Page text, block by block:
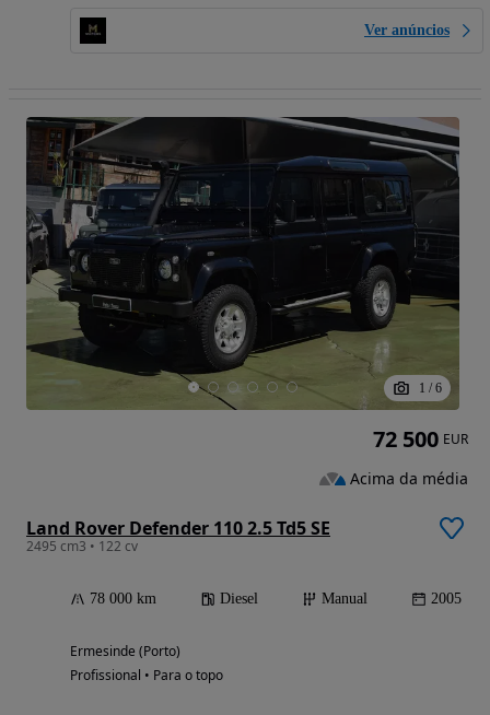
Ver anúncios
1 / 6
Land Rover Defender 110 2.5 Td5 SE
2495 cm3 • 122 cv
78 000 km Diesel Manual 2005
Ermesinde (Porto)
Profissional • Para o topo
72 500 EUR
Acima da média